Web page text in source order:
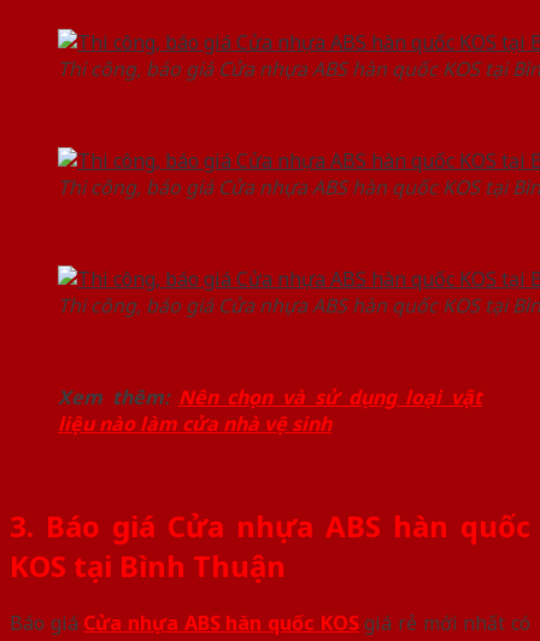
Thi công, báo giá Cửa nhựa ABS hàn quốc KOS tại
Thi công, báo giá Cửa nhựa ABS hàn quốc KOS tại
Thi công, báo giá Cửa nhựa ABS hàn quốc KOS tại
Xem thêm: Nên chọn và sử dụng loại vật
liệu nào làm cửa nhà vệ sinh
3. Báo giá Cửa nhựa ABS hàn quốc
KOS tại Bình Thuận
Báo giá Cửa nhựa ABS hàn quốc KOSgiá rẻ mới nhất có